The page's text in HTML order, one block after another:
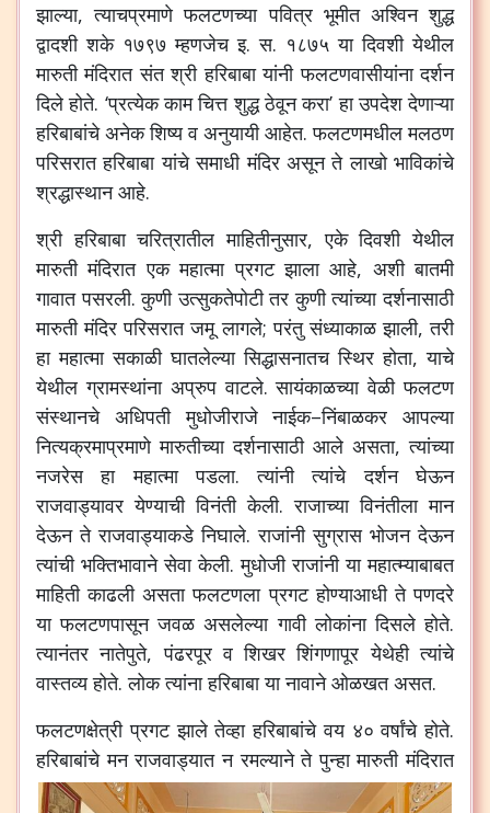
झाल्या,त्याचप्रमाणे फलटणच्या पवित्र भूमीत अश्विन शुद्ध
द्वादशी शके १७९७ म्हणजेच इ.स. १८७५ या दिवशी येथील
मारुती मंदिरात संत श्री हरिबाबा यांनी फलटणवासीयांना दर्शन
दिले होते. ‘प्रत्येक काम चित्त शुद्ध ठेवून करा’हा उपदेश देणाऱ्या
हरिबाबांचे अनेक शिष्य व अनुयायी आहेत.फलटणमधील मलठण
परिसरात हरिबाबा यांचे समाधी मंदिर असून ते लाखो भाविकांचे
श्रद्धास्थान आहे.
श्री हरिबाबा चरित्रातील माहितीनुसार,एके दिवशी येथील
मारुती मंदिरात एक महात्मा प्रगट झाला आहे, अशी बातमी
गावात पसरली.कुणी उत्सुकतेपोटी तर कुणी त्यांच्या दर्शनासाठी
मारुती मंदिर परिसरात जमू लागले;परंतु संध्याकाळ झाली,तरी
हा महात्मा सकाळी घातलेल्या सिद्धासनातच स्थिर होता,याचे
येथील ग्रामस्थांना अप्रुप वाटले.सायंकाळच्या वेळी फलटण
संस्थानचे अधिपती मुधोजीराजे नाईक–निंबाळकर आपल्या
नित्यक्रमाप्रमाणे मारुतीच्या दर्शनासाठी आले असता,त्यांच्या
नजरेस
हा महात्मा पडला.त्यांनी त्यांचे दर्शन
घेऊन
राजवाड्यावर येण्याची विनंती केली.राजाच्या विनंतीला मान
देऊन ते राजवाड्याकडे निघाले.राजांनी सुग्रास भोजन देऊन
त्यांची भक्तिभावाने सेवा केली.मुधोजी राजांनी या महात्म्याबाबत
माहिती काढली असता फलटणला प्रगट होण्याआधी ते पणदरे
या फलटणपासून जवळ असलेल्या गावी लोकांना दिसले होते.
त्यानंतर नातेपुते,पंढरपूर व शिखर शिंगणापूर येथेही त्यांचे
वास्तव्य होते.लोक त्यांना हरिबाबा या नावाने ओळखत असत.
फलटणक्षेत्री प्रगट झाले तेव्हा हरिबाबांचे वय ४० वर्षांचे होते.
हरिबाबांचे मन राजवाड्यात न रमल्याने ते पुन्हा मारुती मंदिरात